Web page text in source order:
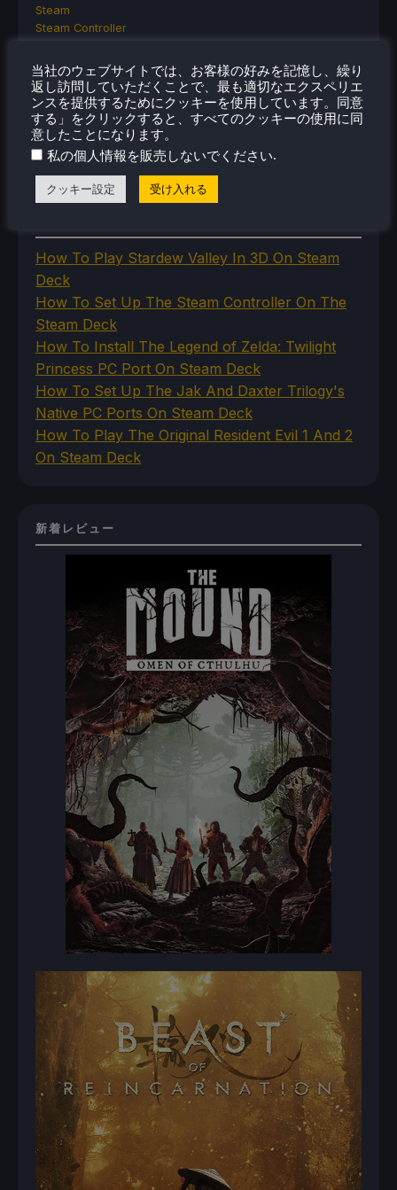
Steam
Steam Controller
Steam Machine
SteamOS
The Unsupported Report
Uncategorized
Uncategorized
VR
How To Play Stardew Valley In 3D On Steam
Deck
How To Set Up The Steam Controller On The
Steam Deck
How To Install The Legend of Zelda: Twilight
Princess PC Port On Steam Deck
How To Set Up The Jak And Daxter Trilogy's
Native PC Ports On Steam Deck
How To Play The Original Resident Evil 1 And 2
On Steam Deck
新着レビュー
当社のウェブサイトでは、お客様の好みを記憶し、繰り
返し訪問していただくことで、最も適切なエクスペリエ
ンスを提供するためにクッキーを使用しています。同意
する」をクリックすると、すべてのクッキーの使用に同
意したことになります。
私の個人情報を販売しないでください.
クッキー設定 受け入れる